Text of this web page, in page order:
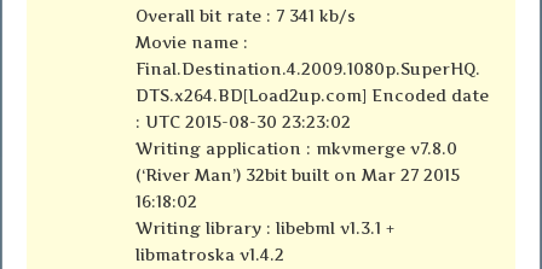
Overall bit rate : 7 341 kb/s
Movie name :
Final.Destination.4.2009.1080p.SuperHQ.
DTS.x264.BD[Load2up.com] Encoded date
: UTC 2015-08-30 23:23:02
Writing application : mkvmerge v7.8.0
(‘River Man’) 32bit built on Mar 27 2015
16:18:02
Writing library : libebml v1.3.1 +
libmatroska v1.4.2